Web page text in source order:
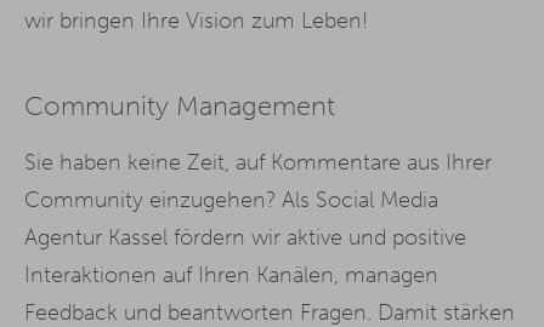
wir bringen Ihre Vision zum Leben!
Community Management
Sie haben keine Zeit, auf Kommentare aus Ihrer
Community einzugehen? Als Social Media
Agentur Kassel fördern wir aktive und positive
Interaktionen auf Ihren Kanälen, managen
Feedback und beantworten Fragen. Damit stärken